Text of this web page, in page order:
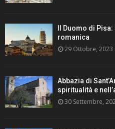
Il Duomo di
romanica
29 Ottobre, 2023
Abbazia di
spiritualità e
30 Settembre,